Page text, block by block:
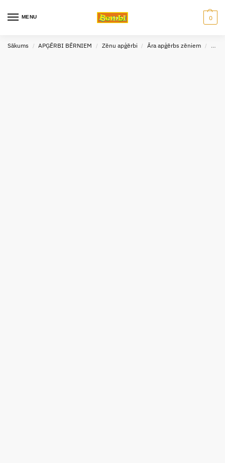
MENU 0
Sākums / APĢĒRBI BĒRNIEM / Zēnu apģērbi / Āra apģērbs zēniem /